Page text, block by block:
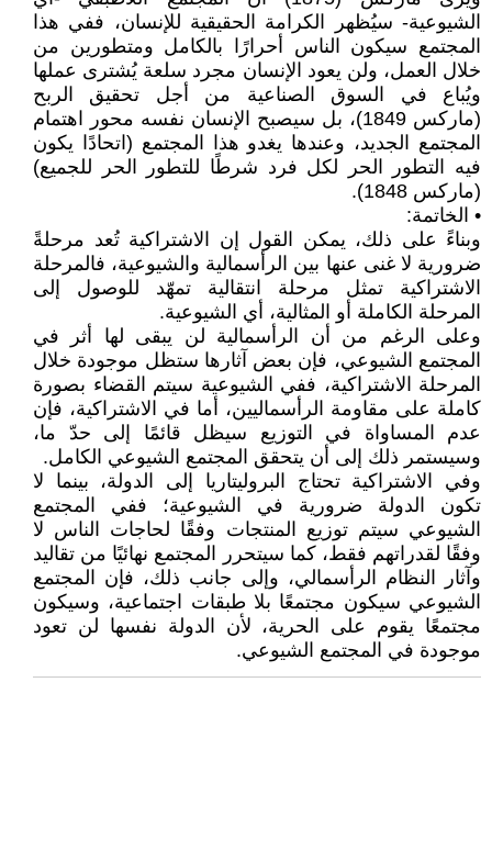
الشيوعية- سيُظهر الكرامة الحقيقية للإنسان، ففي هذا
المجتمع سيكون الناس أحرارًا بالكامل ومتطورين من
خلال العمل، ولن يعود الإنسان مجرد سلعة يُشترى عملها
ويُباع في السوق الصناعية من أجل تحقيق الربح
(ماركس 1849)، بل سيصبح الإنسان نفسه محور اهتمام
المجتمع الجديد، وعندها يغدو هذا المجتمع (اتحادًا يكون
فيه التطور الحر لكل فرد شرطًا للتطور الحر للجميع)
(ماركس 1848).
• الخاتمة:
وبناءً على ذلك، يمكن القول إن الاشتراكية تُعد مرحلةً
ضرورية لا غنى عنها بين الرأسمالية والشيوعية، فالمرحلة
الاشتراكية تمثل مرحلة انتقالية تمهّد للوصول إلى
المرحلة الكاملة أو المثالية، أي الشيوعية.
وعلى الرغم من أن الرأسمالية لن يبقى لها أثر في
المجتمع الشيوعي، فإن بعض آثارها ستظل موجودة خلال
المرحلة الاشتراكية، ففي الشيوعية سيتم القضاء بصورة
كاملة على مقاومة الرأسماليين، أما في الاشتراكية، فإن
عدم المساواة في التوزيع سيظل قائمًا إلى حدّ ما،
وسيستمر ذلك إلى أن يتحقق المجتمع الشيوعي الكامل.
وفي الاشتراكية تحتاج البروليتاريا إلى الدولة، بينما لا
تكون الدولة ضرورية في الشيوعية؛ ففي المجتمع
الشيوعي سيتم توزيع المنتجات وفقًا لحاجات الناس لا
وفقًا لقدراتهم فقط، كما سيتحرر المجتمع نهائيًا من تقاليد
وآثار النظام الرأسمالي، وإلى جانب ذلك، فإن المجتمع
الشيوعي سيكون مجتمعًا بلا طبقات اجتماعية، وسيكون
مجتمعًا يقوم على الحرية، لأن الدولة نفسها لن تعود
موجودة في المجتمع الشيوعي.